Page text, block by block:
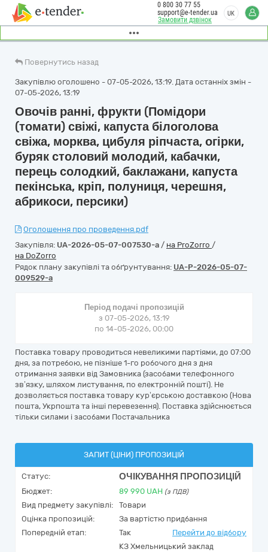
Замовити дзвінок
0 800 30 77 55
support@e-tender.ua
UK
Повернутись назад
Закупівлю оголошено - 07-05-2026, 13:19. Дата останніх змін -
07-05-2026, 13:19
Овочів ранні, фрукти (Помідори
(томати) свіжі, капуста білоголова
свіжа, морква, цибуля ріпчаста, огірки,
буряк столовий молодий, кабачки,
перець солодкий, баклажани, капуста
пекінська, кріп, полуниця, черешня,
абрикоси, персики)
Оголошення про проведення.pdf
Закупівля: UA-2026-05-07-007530-a / на ProZorro /
на DoZorro
Рядок плану закупівлі та обґрунтування: UA-P-2026-05-07-
009529-a
Період подачі пропозицій
з 07-05-2026, 13:19
по 14-05-2026, 00:00
Поставка товару проводиться невеликими партіями, до 07:00
дня, за потребою, не пізніше 1-го робочого дня з дня
отримання заявки від Замовника (засобами телефонного
зв’язку, шляхом листування, по електронній пошті). Не
дозволяється поставка товару кур’єрською доставкою (Нова
пошта, Укрпошта та інші перевезення). Поставка здійснюється
тільки силами і засобами Постачальника
ЗАПИТ (ЦІНИ) ПРОПОЗИЦІЙ
Статус: ОЧІКУВАННЯ ПРОПОЗИЦІЙ
Бюджет: 89 990 UAH (з ПДВ)
Вид предмету закупівлі:
Товари
Оцінка пропозицій:
За вартістю придбання
Попередній етап:
Так Перейти до відбору
КЗ Хмельницький заклад